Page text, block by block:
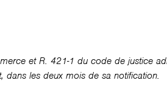
et R. 421-1 du code de justice
dans les deux mois de sa notification.